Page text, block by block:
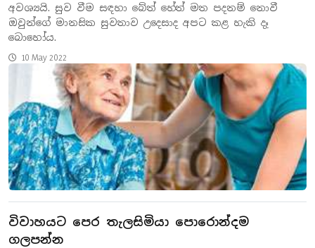
අවශ්‍යයි. සුව වීම සඳහා බේත් හේත් මත පදනම් නොවී
ඔවුන්ගේ මානසික සුවතාව උදෙසාද අපට කළ හැකි දෑ
බොහෝය.
10 May 2022
විවාහයට පෙර තැලසිමියා පොරොන්දම
ගලපන්න